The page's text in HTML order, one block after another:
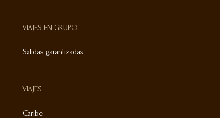
VIAJES EN GRUPO
Salidas garantizadas
VIAJES
Caribe